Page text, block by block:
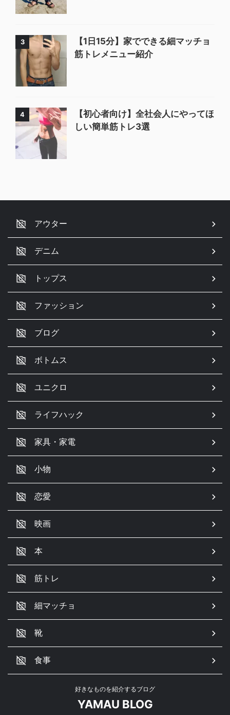
3
【1日15分】家でできる細マッチョ
筋トレメニュー紹介
4
【初心者向け】全社会人にやってほ
しい簡単筋トレ3選
アウター
デニム
トップス
ファッション
ブログ
ボトムス
ユニクロ
ライフハック
家具・家電
小物
恋愛
映画
本
筋トレ
細マッチョ
靴
食事
好きなものを紹介するブログ
YAMAU BLOG